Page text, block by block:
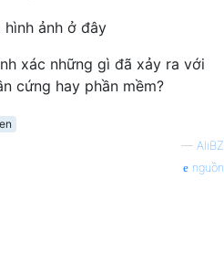
xác những gì đã xảy ra với
cứng hay phần mềm?
— AliBZ
nguồn